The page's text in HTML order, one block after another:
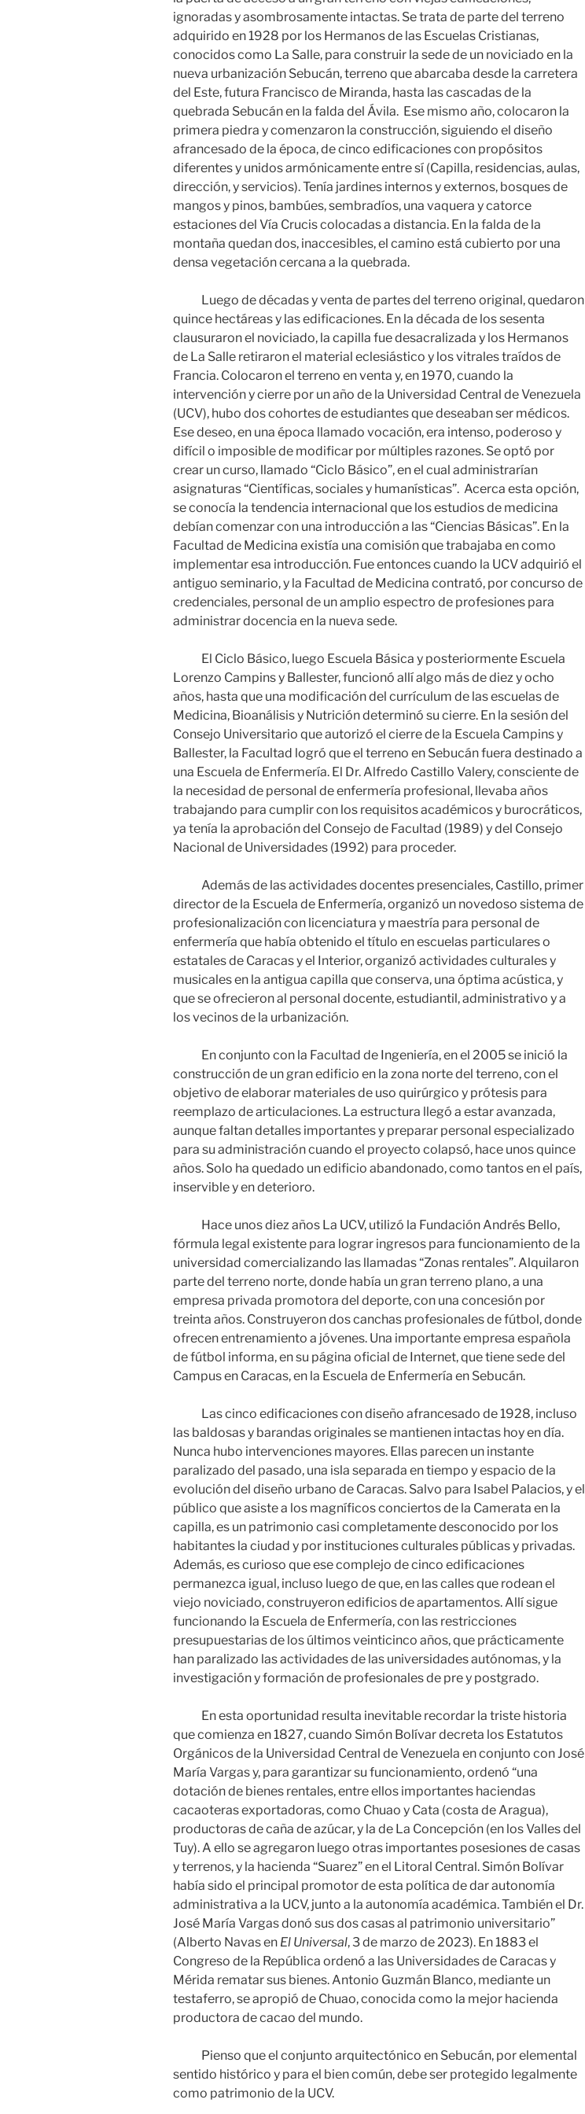
ignoradas y asombrosamente intactas. Se trata de parte del terreno
adquirido en 1928 por los Hermanos de las Escuelas Cristianas,
conocidos como La Salle, para construir la sede de un noviciado en la
nueva urbanización Sebucán, terreno que abarcaba desde la carretera
del Este, futura Francisco de Miranda, hasta las cascadas de la
quebrada Sebucán en la falda del Ávila. Ese mismo año, colocaron la
primera piedra y comenzaron la construcción, siguiendo el diseño
afrancesado de la época, de cinco edificaciones con propósitos
diferentes y unidos armónicamente entre sí (Capilla, residencias, aulas,
dirección, y servicios). Tenía jardines internos y externos, bosques de
mangos y pinos, bambúes, sembradíos, una vaquera y catorce
estaciones del Vía Crucis colocadas a distancia. En la falda de la
montaña quedan dos, inaccesibles, el camino está cubierto por una
densa vegetación cercana a la quebrada.
Luego de décadas y venta de partes del terreno original, quedaron
quince hectáreas y las edificaciones. En la década de los sesenta
clausuraron el noviciado, la capilla fue desacralizada y los Hermanos
de La Salle retiraron el material eclesiástico y los vitrales traídos de
Francia. Colocaron el terreno en venta y, en 1970, cuando la
intervención y cierre por un año de la Universidad Central de Venezuela
(UCV), hubo dos cohortes de estudiantes que deseaban ser médicos.
Ese deseo, en una época llamado vocación, era intenso, poderoso y
difícil o imposible de modificar por múltiples razones. Se optó por
crear un curso, llamado “Ciclo Básico”, en el cual administrarían
asignaturas “Científicas, sociales y humanísticas”. Acerca esta opción,
se conocía la tendencia internacional que los estudios de medicina
debían comenzar con una introducción a las “Ciencias Básicas”. En la
Facultad de Medicina existía una comisión que trabajaba en como
implementar esa introducción. Fue entonces cuando la UCV adquirió el
antiguo seminario, y la Facultad de Medicina contrató, por concurso de
credenciales, personal de un amplio espectro de profesiones para
administrar docencia en la nueva sede.
El Ciclo Básico, luego Escuela Básica y posteriormente Escuela
Lorenzo Campins y Ballester, funcionó allí algo más de diez y ocho
años, hasta que una modificación del currículum de las escuelas de
Medicina, Bioanálisis y Nutrición determinó su cierre. En la sesión del
Consejo Universitario que autorizó el cierre de la Escuela Campins y
Ballester, la Facultad logró que el terreno en Sebucán fuera destinado a
una Escuela de Enfermería. El Dr. Alfredo Castillo Valery, consciente de
la necesidad de personal de enfermería profesional, llevaba años
trabajando para cumplir con los requisitos académicos y burocráticos,
ya tenía la aprobación del Consejo de Facultad (1989) y del Consejo
Nacional de Universidades (1992) para proceder.
Además de las actividades docentes presenciales, Castillo, primer
director de la Escuela de Enfermería, organizó un novedoso sistema de
profesionalización con licenciatura y maestría para personal de
enfermería que había obtenido el título en escuelas particulares o
estatales de Caracas y el Interior, organizó actividades culturales y
musicales en la antigua capilla que conserva, una óptima acústica, y
que se ofrecieron al personal docente, estudiantil, administrativo y a
los vecinos de la urbanización.
En conjunto con la Facultad de Ingeniería, en el 2005 se inició la
construcción de un gran edificio en la zona norte del terreno, con el
objetivo de elaborar materiales de uso quirúrgico y prótesis para
reemplazo de articulaciones. La estructura llegó a estar avanzada,
aunque faltan detalles importantes y preparar personal especializado
para su administración cuando el proyecto colapsó, hace unos quince
años. Solo ha quedado un edificio abandonado, como tantos en el país,
inservible y en deterioro.
Hace unos diez años La UCV, utilizó la Fundación Andrés Bello,
fórmula legal existente para lograr ingresos para funcionamiento de la
universidad comercializando las llamadas “Zonas rentales”. Alquilaron
parte del terreno norte, donde había un gran terreno plano, a una
empresa privada promotora del deporte, con una concesión por
treinta años. Construyeron dos canchas profesionales de fútbol, donde
ofrecen entrenamiento a jóvenes. Una importante empresa española
de fútbol informa, en su página oficial de Internet, que tiene sede del
Campus en Caracas, en la Escuela de Enfermería en Sebucán.
Las cinco edificaciones con diseño afrancesado de 1928, incluso
las baldosas y barandas originales se mantienen intactas hoy en día.
Nunca hubo intervenciones mayores. Ellas parecen un instante
paralizado del pasado, una isla separada en tiempo y espacio de la
evolución del diseño urbano de Caracas. Salvo para Isabel Palacios, y el
público que asiste a los magníficos conciertos de la Camerata en la
capilla, es un patrimonio casi completamente desconocido por los
habitantes la ciudad y por instituciones culturales públicas y privadas.
Además, es curioso que ese complejo de cinco edificaciones
permanezca igual, incluso luego de que, en las calles que rodean el
viejo noviciado, construyeron edificios de apartamentos. Allí sigue
funcionando la Escuela de Enfermería, con las restricciones
presupuestarias de los últimos veinticinco años, que prácticamente
han paralizado las actividades de las universidades autónomas, y la
investigación y formación de profesionales de pre y postgrado.
En esta oportunidad resulta inevitable recordar la triste historia
que comienza en 1827, cuando Simón Bolívar decreta los Estatutos
Orgánicos de la Universidad Central de Venezuela en conjunto con José
María Vargas y, para garantizar su funcionamiento, ordenó “una
dotación de bienes rentales, entre ellos importantes haciendas
cacaoteras exportadoras, como Chuao y Cata (costa de Aragua),
productoras de caña de azúcar, y la de La Concepción (en los Valles del
Tuy). A ello se agregaron luego otras importantes posesiones de casas
y terrenos, y la hacienda “Suarez” en el Litoral Central. Simón Bolívar
había sido el principal promotor de esta política de dar autonomía
administrativa a la UCV, junto a la autonomía académica. También el Dr.
José María Vargas donó sus dos casas al patrimonio universitario”
(Alberto Navas en El Universal, 3 de marzo de 2023). En 1883 el
Congreso de la República ordenó a las Universidades de Caracas y
Mérida rematar sus bienes. Antonio Guzmán Blanco, mediante un
testaferro, se apropió de Chuao, conocida como la mejor hacienda
productora de cacao del mundo.
Pienso que el conjunto arquitectónico en Sebucán, por elemental
sentido histórico y para el bien común, debe ser protegido legalmente
como patrimonio de la UCV.